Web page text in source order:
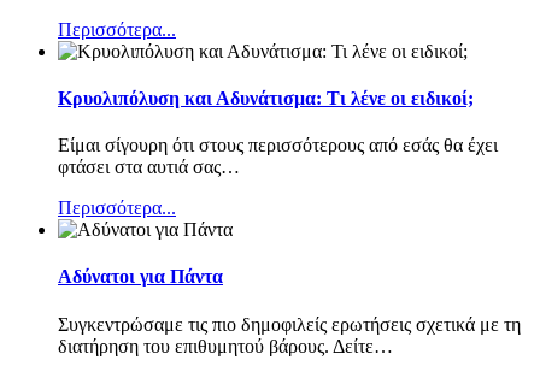
Περισσότερα...
Κρυολιπόλυση και Αδυνάτισμα: Τι λένε οι ειδικοί;
Είμαι σίγουρη ότι στους περισσότερους από εσάς θα έχει
φτάσει στα αυτιά σας…
Περισσότερα...
Αδύνατοι για Πάντα
Συγκεντρώσαμε τις πιο δημοφιλείς ερωτήσεις σχετικά με τη
διατήρηση του επιθυμητού βάρους. Δείτε…